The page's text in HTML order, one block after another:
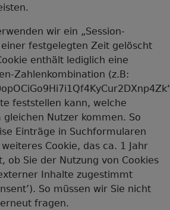
wir ein „Session-
einer festgelegten Zeit gelöscht
enthält lediglich eine
Zahlenkombination (z.B:
feststellen kann, welche
Nutzer kommen. So
Einträge in Suchformularen
Cookie, das ca. 1 Jahr
ob Sie der Nutzung von Cookies
Inhalte zugestimmt
So müssen wir Sie nicht
fragen.